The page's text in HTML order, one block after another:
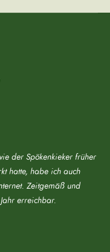
der Spökenkieker früher
hatte, habe ich auch
Zeitgemäß und
erreichbar.